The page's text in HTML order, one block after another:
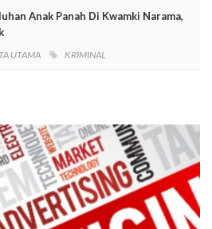
Anak Panah Di Kwamki Narama,
UTAMA KRIMINAL